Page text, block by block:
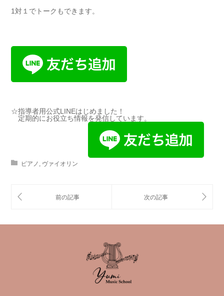
1対１でトークもできます。
☆指導者用公式LINEはじめました！
定期的にお役立ち情報を発信しています。
ピアノ ヴァイオリン